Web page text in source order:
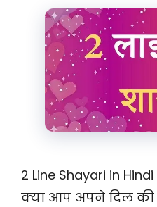
2 Line Shayari in
क्या आप अपने दिल